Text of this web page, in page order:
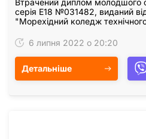
Втрачений диплом молодшого
серія Е18 №031482, виданий
"Морехідний коледж
6 липня 2022 о 20:20
Детальніше